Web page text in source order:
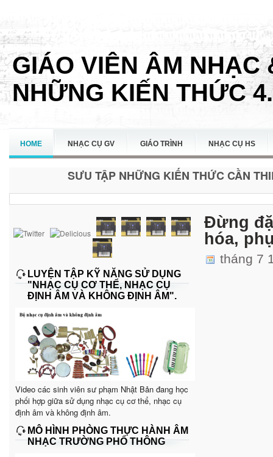
GIÁO VIÊN ÂM NHẠC
NHỮNG KIẾN THỨC
HOME NHẠC CỤ GV GIÁO TRÌNH NHẠC CỤ HS
SƯU TẬP NHỮNG KIẾN THỨC CẦN
LUYỆN TẬP KỸ NĂNG SỬ DỤNG
"NHẠC CỤ CƠ THỂ, NHẠC CỤ
ĐỊNH ÂM VÀ KHÔNG ĐỊNH ÂM".
Video các sinh viên sư phạm Nhật Bản đang học
phối hợp giữa sử dụng nhạc cụ cơ thể, nhạc cụ
định âm và không định âm.
MÔ HÌNH PHÒNG THỰC HÀNH ÂM
NHẠC TRƯỜNG PHỔ THÔNG
Đừng
hóa,
tháng 7